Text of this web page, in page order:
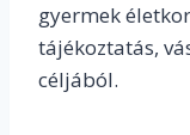
gyermek
tájékoztatás,
céljából.